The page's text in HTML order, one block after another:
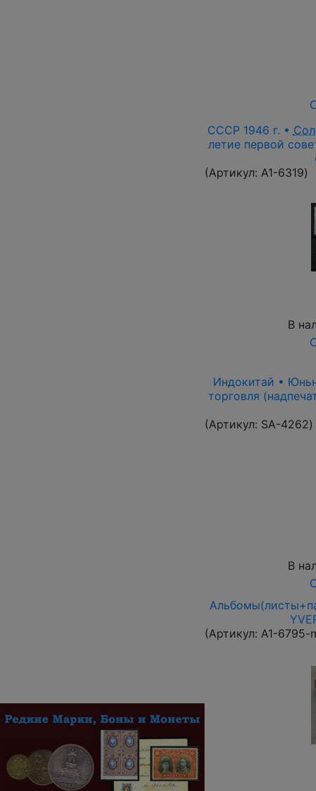
СССР 1946 г. •
летие первой
(Артикул: A1-6319)
В
Индокитай •
торговля
(Артикул: SA-4262)
В
(Артикул: A1-6795-